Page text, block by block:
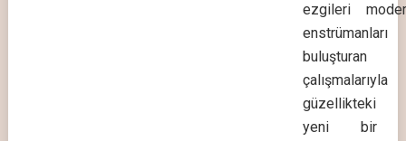
ezgileri
buluşturan
güzellikteki
yeni bir